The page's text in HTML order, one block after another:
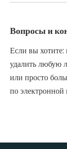
Вопросы и
Если вы хотите:
удалить любую
или просто
по электронной